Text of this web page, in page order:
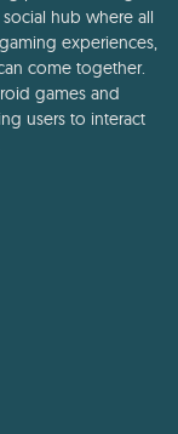
platform designed
hub where all
experiences,
come together.
games and